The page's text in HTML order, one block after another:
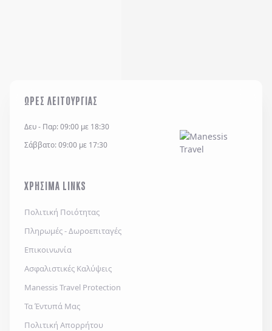
ΩΡΕΣ ΛΕΙΤΟΥΡΓΙΑΣ
Δευ - Παρ: 09:00 με 18:30
Σάββατο: 09:00 με 17:30
ΧΡΗΣΙΜΑ LINKS
Πολιτική Ποιότητας
Πληρωμές - Δωροεπιταγές
Επικοινωνία
Ασφαλιστικές Καλύψεις
Manessis Travel Protection
Τα Έντυπά Μας
Πολιτική Απορρήτου